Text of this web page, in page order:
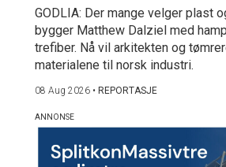
GODLIA: Der mange velger plast
bygger Matthew Dalziel med
trefiber. Nå vil arkitekten og
materialene til norsk industri.
08 Aug 2026 • REPORTASJE